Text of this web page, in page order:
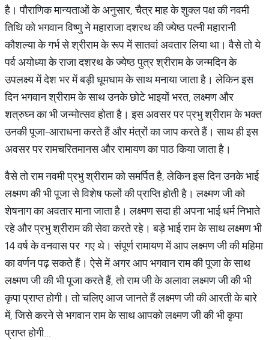
है। पौराणिक मान्यताओं के अनुसार, चैत्र माह के शुक्ल पक्ष की नवमी
तिथि को भगवान विष्णु ने महाराजा दशरथ की ज्येष्ठ पत्नी महारानी
कौशल्या के गर्भ से श्रीराम के रूप में सातवां अवतार लिया था। वैसे तो ये
पर्व अयोध्या के राजा दशरथ के ज्येष्ठ पुत्र श्रीराम के जन्मदिन के
उपलक्ष्य में देश भर में बड़ी धूमधाम के साथ मनाया जाता है। लेकिन इस
दिन भगवान श्रीराम के साथ उनके छोटे भाइयों भरत, लक्ष्मण और
शत्रुघ्न का भी जन्मोत्सव होता है। इस अवसर पर प्रभु श्रीराम के भक्त
उनकी पूजा-आराधना करते हैं और मंत्रों का जाप करते हैं। साथ ही इस
अवसर पर रामचरितमानस और रामायण का पाठ किया जाता है।
वैसे तो राम नवमी प्रभु श्रीराम को समर्पित है, लेकिन इस दिन उनके भाई
लक्ष्मण की भी पूजा से विशेष फलों की प्राप्ति होती है। लक्ष्मण जी को
शेषनाग का अवतार माना जाता है। लक्ष्मण सदा ही अपना भाई धर्म निभाते
रहे और प्रभु श्रीराम की सेवा करते रहे। बड़े भाई राम के साथ लक्ष्मण भी
14 वर्ष के वनवास पर गए थे। संपूर्ण रामायण में आप लक्ष्मण जी की महिमा
का वर्णन पढ़ सकते हैं। ऐसे में अगर आप भगवान राम की पूजा के साथ
लक्ष्मण जी की भी पूजा करते हैं, तो राम जी के अलावा लक्ष्मण जी की भी
कृपा प्राप्त होगी। तो चलिए आज जानते हैं लक्ष्मण जी की आरती के बारे
में, जिसे करने से भगवान राम के साथ आपको लक्ष्मण जी की भी कृपा
प्राप्त होगी...